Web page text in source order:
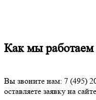
Как мы работаем
Вы звоните нам: 7 (495)
оставляете заявку на сайте